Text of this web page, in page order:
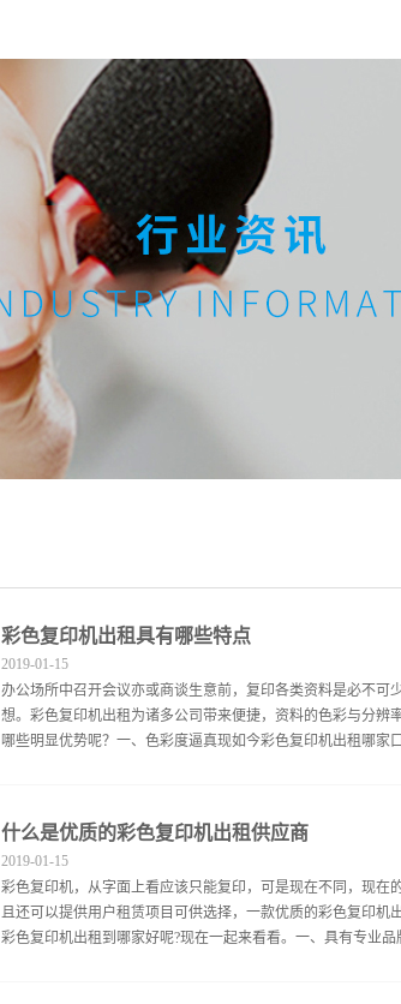
彩色复印机出租具有哪些特点
办公场所中召开会议亦或商谈生意前，复印各类资料是必不
想。彩色复印机出租为诸多公司带来便捷，资料的色彩与分
哪些明显优势呢？一、色彩度逼真现如今彩色复印机出租哪家
模糊的不足之处，惟妙惟肖还原逼真影像，其他竞品的画质高
赞赏，其色彩明亮复印速度快，如若机器突发故障无法使用，
彩看上去非常舒服。维修途径也非常便捷，替换设备数量充足
快速复印不卡纸张，即便大量资料复印也不耽误工时，短时
复印时排放出的有害气味，不影响周边员工身体情况。机器
2019-01-15
什么是优质的彩色复印机出租供应商
彩色复印机，从字面上看应该只能复印，可是现在不同，现
且还可以提供用户租赁项目可供选择，一款优质的彩色复印
彩色复印机出租到哪家好呢?现在一起来看看。一、具有专业
2019-01-15